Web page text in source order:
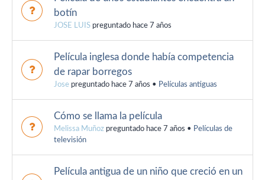
botín
JOSE LUIS preguntado hace 7 años
Película inglesa donde había competencia
de rapar borregos
Jose preguntado hace 7 años • Películas antiguas
Cómo se llama la película
Melissa Muñoz preguntado hace 7 años • Películas de
televisión
Película antigua de un niño que creció en un